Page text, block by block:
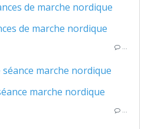
de marche nordique
…
séance marche nordique
…